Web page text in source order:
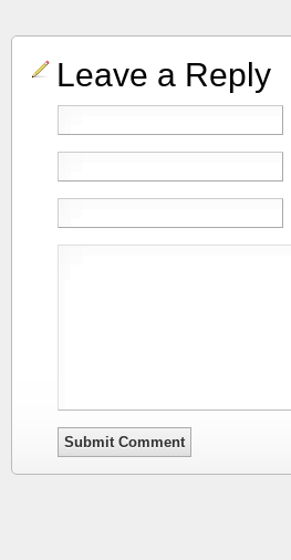
Leave a Reply